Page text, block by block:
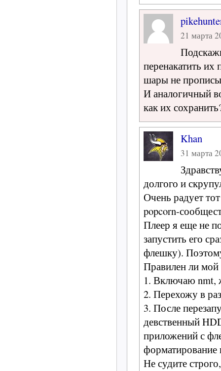
21 марта
перенакатить
шары не
И аналогичный
как их
Khan
31 марта
долгого и
Очень радует
popcorn-
Плеер я еще не
запустить его
флешку).
Правилен ли мой
1. Включаю nmt,
2. Перехожу в
3. После
девственный
приложений с
форматирование
Не судите